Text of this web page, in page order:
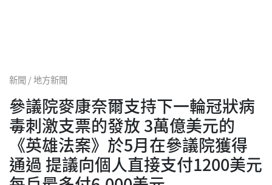
新聞 / 地方新聞
參議院麥康奈爾支持下一輪冠狀病
毒刺激支票的發放 3萬億美元的
《英雄法案》於5月在參議院獲得
通過 提議向個人直接支付1200美元